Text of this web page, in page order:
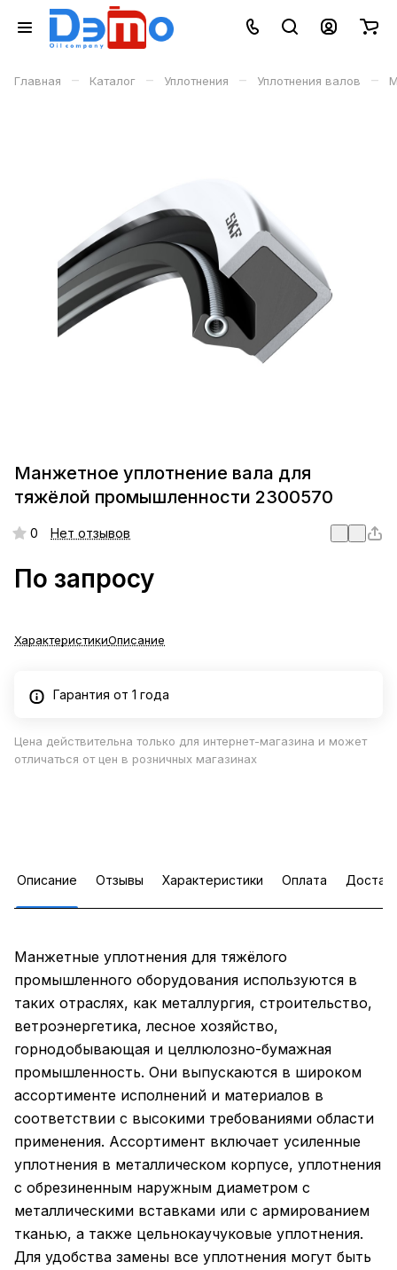
Главная – Каталог – Уплотнения – Уплотнения валов –
Манжетное уплотнение вала для
тяжёлой промышленности 2300570
0 Нет отзывов
По запросу
ХарактеристикиОписание
Гарантия от 1 года
Цена действительна только для интернет-магазина и может
отличаться от цен в розничных магазинах
Описание Отзывы Характеристики Оплата
Манжетные уплотнения для тяжёлого
промышленного оборудования используются в
таких отраслях, как металлургия, строительство,
ветроэнергетика, лесное хозяйство,
горнодобывающая и целлюлозно-бумажная
промышленность. Они выпускаются в широком
ассортименте исполнений и материалов в
соответствии с высокими требованиями области
применения. Ассортимент включает усиленные
уплотнения в металлическом корпусе, уплотнения
с обрезиненным наружным диаметром с
металлическими вставками или с армированием
тканью, а также цельнокаучуковые уплотнения.
Для удобства замены все уплотнения могут быть